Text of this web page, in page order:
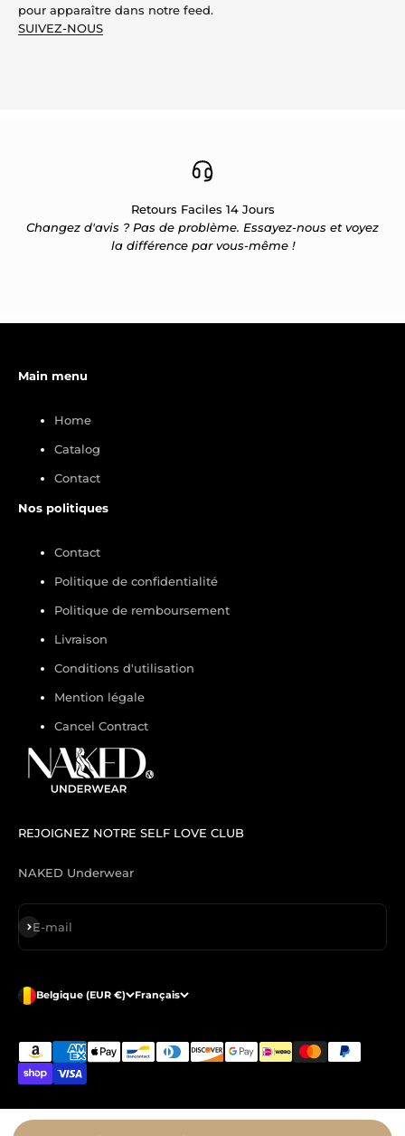
pour apparaître dans notre feed.
SUIVEZ-NOUS
Retours Faciles 14 Jours
Changez d'avis ? Pas de problème. Essayez-nous et voyez
la différence par vous-même !
Main menu
Home
Catalog
Contact
Nos politiques
Contact
Politique de confidentialité
Politique de remboursement
Livraison
Conditions d'utilisation
Mention légale
Cancel Contract
REJOIGNEZ NOTRE SELF LOVE CLUB
NAKED Underwear
E-mail
S'inscrire
Belgique (EUR €) Français
© 2026, NAKED Underwear EU.MARQUE CERTIFIÉE